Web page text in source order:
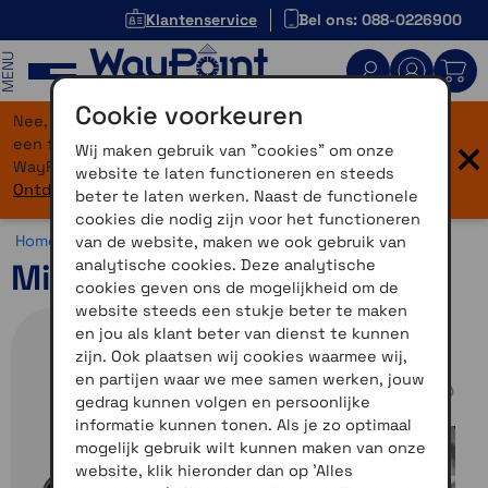
Klantenservice Bel ons: 088-0226900
Nee, je bent niet verdwaald! Onze website heeft
een flinke upgrade gekregen. Dezelfde vertrouwde
WayPoint-service, maar dan in een modern jasje.
Ontdek hier wat er allemaal nieuw is.
×
Home >Accessoires >Midland accessoires >Overig
Midland BTT Button Pro
Cookie voorkeuren
Wij maken gebruik van "cookies" om onze
website te laten functioneren en steeds
beter te laten werken. Naast de functionele
cookies die nodig zijn voor het functioneren
van de website, maken we ook gebruik van
analytische cookies. Deze analytische
cookies geven ons de mogelijkheid om de
website steeds een stukje beter te maken
en jou als klant beter van dienst te kunnen
zijn. Ook plaatsen wij cookies waarmee wij,
en partijen waar we mee samen werken, jouw
gedrag kunnen volgen en persoonlijke
informatie kunnen tonen. Als je zo optimaal
mogelijk gebruik wilt kunnen maken van onze
website, klik hieronder dan op 'Alles